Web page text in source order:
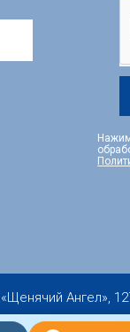
Ангел»,
2026 © All